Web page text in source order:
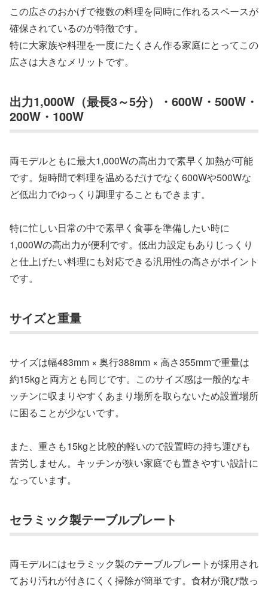
この広さのおかげで複数の料理を同時に作れるスペースが
確保されているのが特徴です。
特に大家族や料理を一度にたくさん作る家庭にとってこの
広さは大きなメリットです。
出力1,000W（最長3～5分）・600W・500W・
200W・100W
両モデルともに最大1,000Wの高出力で素早く加熱が可能
です。短時間で料理を温めるだけでなく600Wや500Wな
ど低出力でゆっくり調理することもできます。
特に忙しい日常の中で素早く食事を準備したい時に
1,000Wの高出力が便利です。低出力設定もありじっくり
と仕上げたい料理にも対応できる汎用性の高さがポイント
です。
サイズと重量
サイズは幅483mm × 奥行388mm × 高さ355mmで重量は
約15kgと両方とも同じです。このサイズ感は一般的なキ
ッチンに収まりやすくあまり場所を取らないため設置場所
に困ることが少ないです。
また、重さも15kgと比較的軽いので設置時の持ち運びも
苦労しません。キッチンが狭い家庭でも置きやすい設計に
なっています。
セラミック製テーブルプレート
両モデルにはセラミック製のテーブルプレートが採用され
ており汚れが付きにくく掃除が簡単です。食材が飛び散っ